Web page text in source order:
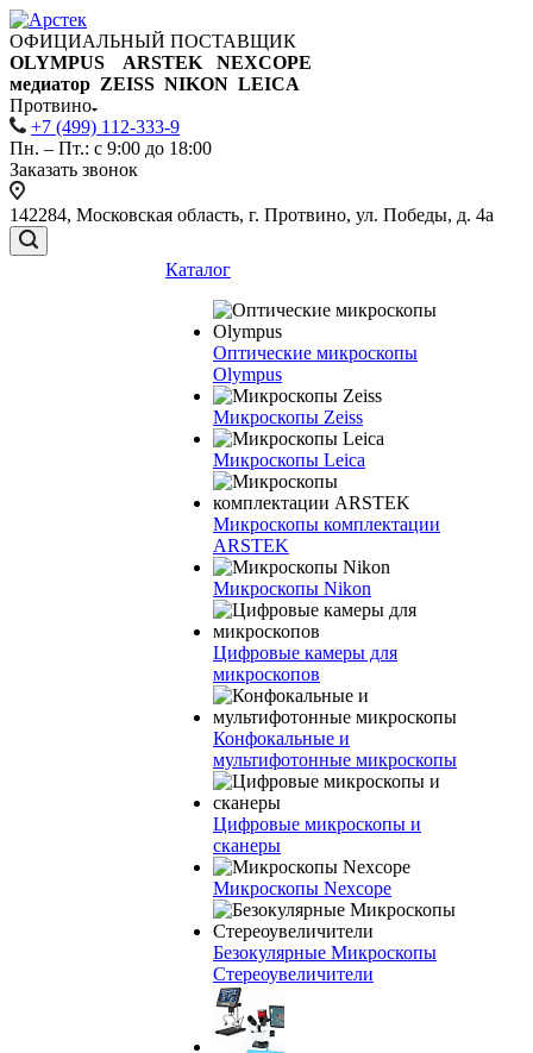
ОФИЦИАЛЬНЫЙ ПОСТАВЩИК
OLYMPUS ARSTEK NEXCOPE
медиатор ZEISS NIKON LEICA
Протвино
+7 (499) 112-333-9
Пн. – Пт.: с 9:00 до 18:00
Заказать звонок
142284, Московская область, г. Протвино, ул. Победы, д. 4а
Каталог
Оптические микроскопы
Olympus
Микроскопы Zeiss
Микроскопы Leica
Микроскопы комплектации
ARSTEK
Микроскопы Nikon
Цифровые камеры для
микроскопов
Конфокальные и
мультифотонные микроскопы
Цифровые микроскопы и
сканеры
Микроскопы Nexcope
Безокулярные Микроскопы
Стереоувеличители